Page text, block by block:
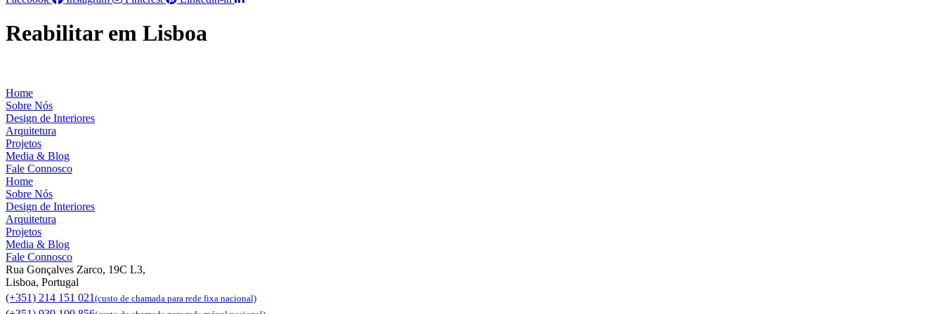
Reabilitar em Lisboa
Home
Sobre Nós
Design de Interiores
Arquitetura
Projetos
Media & Blog
Fale Connosco
Home
Sobre Nós
Design de Interiores
Arquitetura
Projetos
Media & Blog
Fale Connosco
Rua Gonçalves Zarco, 19C L3,
Lisboa, Portugal
(+351) 214 151 021 (custo de chamada para rede fixa nacional)